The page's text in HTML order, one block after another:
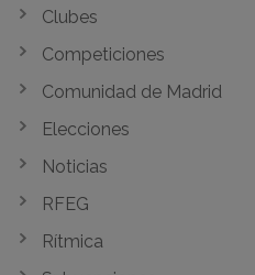
Clubes
Competiciones
Comunidad de Madrid
Elecciones
Noticias
RFEG
Rítmica